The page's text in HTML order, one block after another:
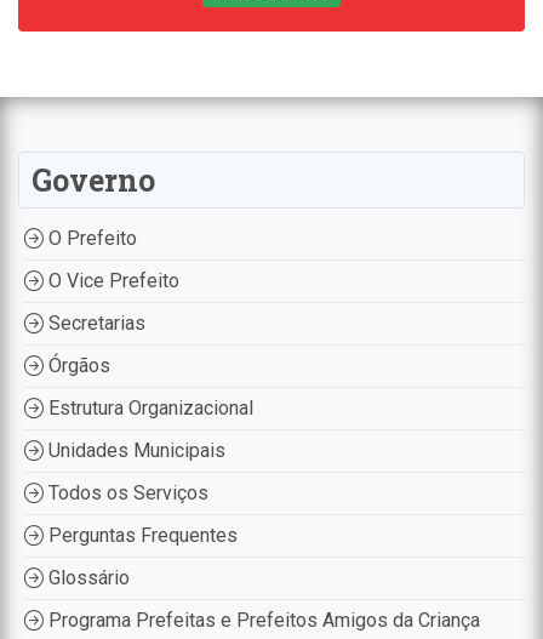
Governo
O Prefeito
O Vice Prefeito
Secretarias
Órgãos
Estrutura Organizacional
Unidades Municipais
Todos os Serviços
Perguntas Frequentes
Glossário
Programa Prefeitas e Prefeitos Amigos da Criança